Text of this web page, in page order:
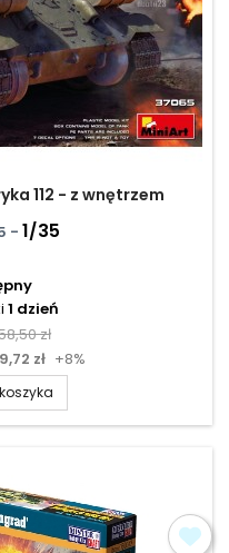
112 - z wnętrzem
- 1/35
1 dzień
zł
zł +8%